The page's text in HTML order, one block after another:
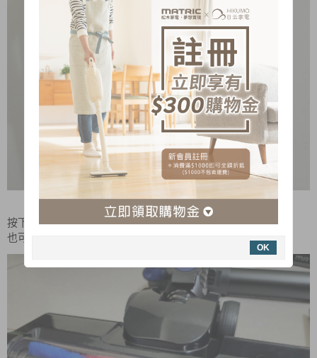
按下按鍵就可以輕鬆安裝/卸下延長管
也可以直接裝上刷頭！
OK